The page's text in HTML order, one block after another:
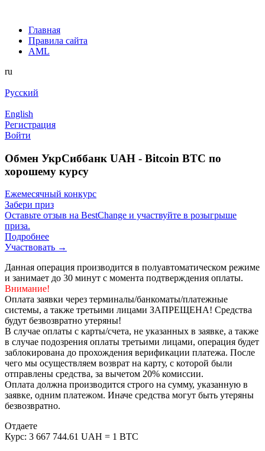
Главная
Правила сайта
AML
ru
Русский
English
Регистрация
Войти
Обмен УкрСиббанк UAH - Bitcoin BTC по
хорошему курсу
Ежемесячный конкурс
Забери приз
Оставьте отзыв на BestChange и участвуйте в розыгрыше
приза.
Подробнее
Участвовать →
Данная операция производится в полуавтоматическом режиме
и занимает до 30 минут с момента подтверждения оплаты.
Внимание!
Оплата заявки через терминалы/банкоматы/платежные
системы, а также третьими лицами ЗАПРЕЩЕНА! Средства
будут безвозвратно утеряны!
В случае оплаты с карты/счета, не указанных в заявке, а также
в случае подозрения оплаты третьими лицами, операция будет
заблокирована до прохождения верификации платежа. После
чего мы осуществляем возврат на карту, с которой были
отправлены средства, за вычетом 20% комиссии.
Оплата должна производится строго на сумму, указанную в
заявке, одним платежом. Иначе средства могут быть утеряны
безвозвратно.
Отдаете
Курс: 3 667 744.61 UAH = 1 BTC